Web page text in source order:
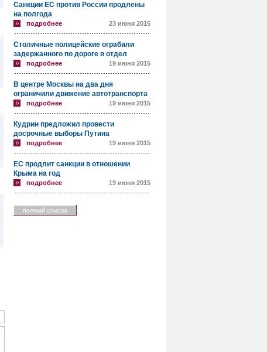
Санкции ЕС против России продлены
на полгода
подробнее 23 июня 2015
Столичные полицейские ограбили
задержанного по дороге в отдел
подробнее 19 июня 2015
В центре Москвы на два дня
ограничили движение автотранспорта
подробнее 19 июня 2015
Кудрин предложил провести
досрочные выборы Путина
подробнее 19 июня 2015
ЕС продлит санкции в отношении
Крыма на год
подробнее 19 июня 2015
полный список